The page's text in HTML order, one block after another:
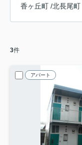
香ヶ丘町 /北長尾町
3件
アパート